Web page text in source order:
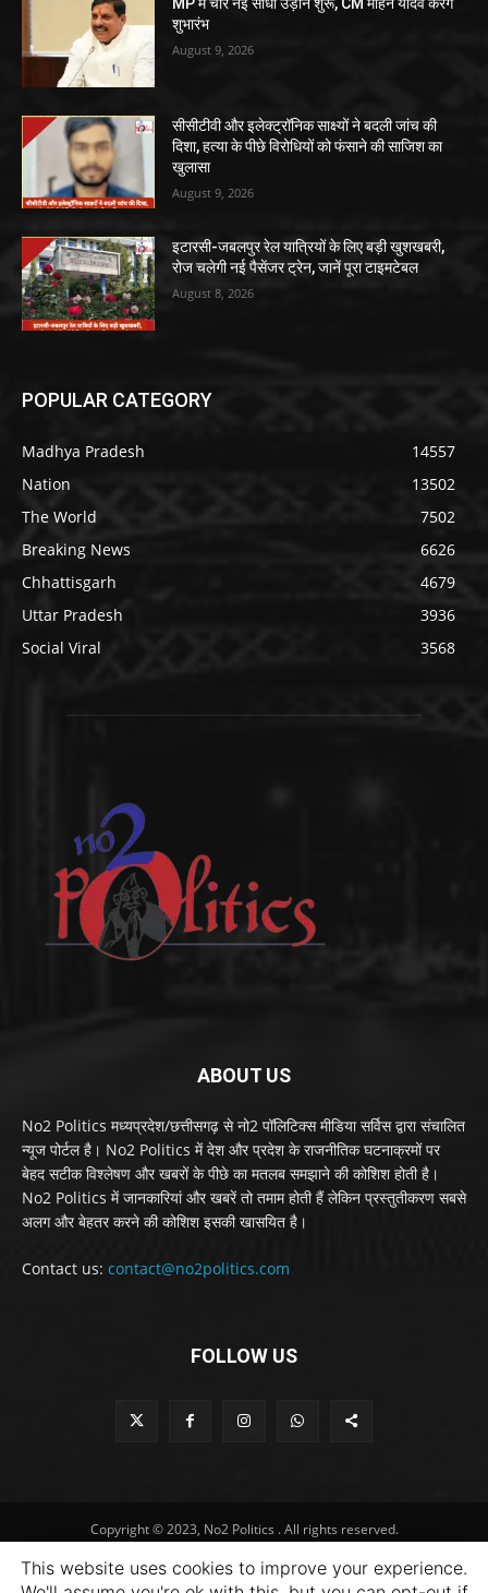
शुभारंभ
August 9, 2026
सीसीटीवी और इलेक्ट्रॉनिक साक्ष्यों ने बदली जांच की
दिशा, हत्या के पीछे विरोधियों को फंसाने की साजिश का
खुलासा
August 9, 2026
इटारसी-जबलपुर रेल यात्रियों के लिए बड़ी खुशखबरी,
रोज चलेगी नई पैसेंजर ट्रेन, जानें पूरा टाइमटेबल
August 8, 2026
POPULAR CATEGORY
Madhya Pradesh
14557
Nation
13502
The World
7502
Breaking News
6626
Chhattisgarh
4679
Uttar Pradesh
3936
Social Viral
3568
ABOUT US
No2 Politics मध्यप्रदेश/छत्तीसगढ़ से नो2 पॉलिटिक्स मीडिया सर्विस द्वारा संचालित
न्यूज पोर्टल है। No2 Politics में देश और प्रदेश के राजनीतिक घटनाक्रमों पर
बेहद सटीक विश्लेषण और खबरों के पीछे का मतलब समझाने की कोशिश होती है।
No2 Politics में जानकारियां और खबरें तो तमाम होती हैं लेकिन प्रस्तुतीकरण सबसे
अलग और बेहतर करने की कोशिश इसकी खासयित है।
Contact us: contact@no2politics.com
FOLLOW US
Copyright © 2023, No2 Politics . All rights reserved.
This website uses cookies to improve your experience.